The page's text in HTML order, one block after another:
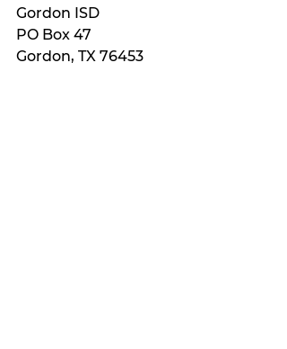
Gordon ISD
PO Box 47
Gordon, TX 76453